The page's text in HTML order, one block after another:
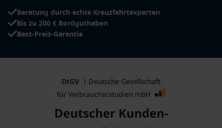
Beratung durch echte Kreuzfahrtexperten
Bis zu 200 € Bordguthaben
Best-Preis-Garantie